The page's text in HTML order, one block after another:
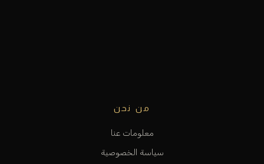
من نحن
معلومات عنا
سياسة الخصوصية